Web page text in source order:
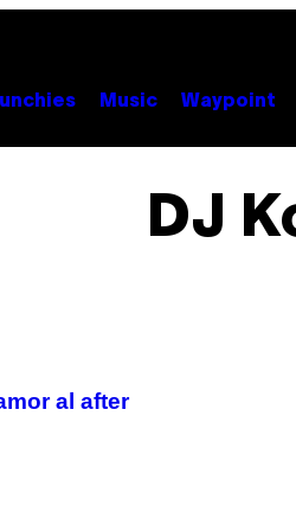
Music Waypoint
DJ
al after